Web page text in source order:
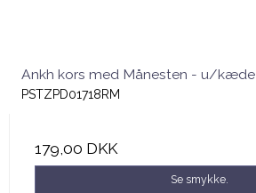
Ankh kors med Månesten - u/kæde
PSTZPD01718RM
179,00 DKK
Se smykke.